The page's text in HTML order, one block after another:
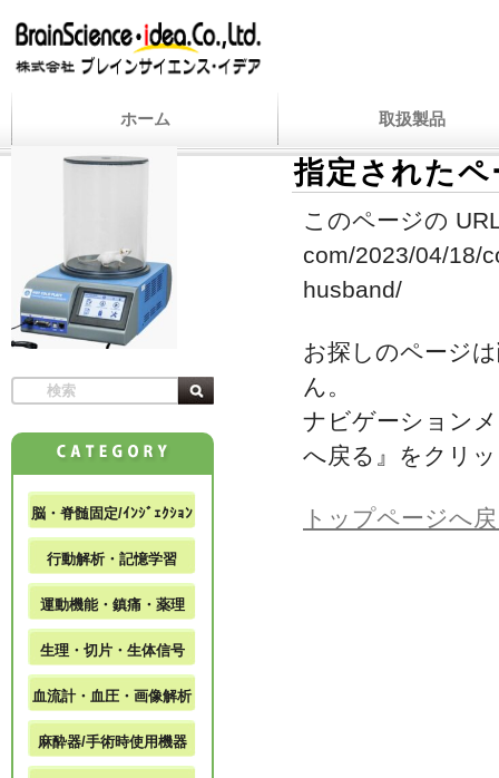
ホーム 取扱製品
指定された
このページの
com/2023/04/18/
husband/
お探しのページ
ん。
ナビゲーション
へ戻る』をクリ
トップページへ
脳・脊髄固定/ｲﾝｼﾞｪｸｼｮﾝ
行動解析・記憶学習
運動機能・鎮痛・薬理
生理・切片・生体信号
血流計・血圧・画像解析
麻酔器/手術時使用機器